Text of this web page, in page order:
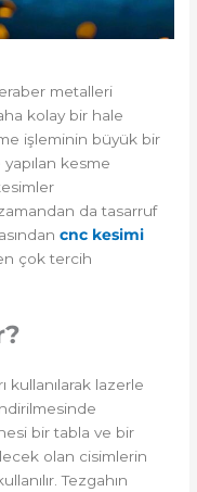
metalleri
kolay bir hale
işleminin büyük bir
kesme
da tasarruf
cnc kesimi
çok tercih
kullanılarak lazerle
bir tabla ve bir
olan cisimlerin
Tezgahın